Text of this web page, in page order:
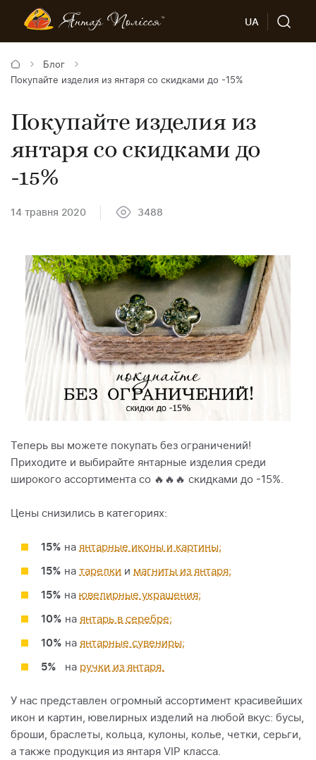
UA
Блог
Покупайте изделия из янтаря со скидками до -15%
Покупайте изделия из
янтаря со скидками до
-15%
14 травня 2020 3488
Теперь вы можете покупать без ограничений!
Приходите и выбирайте янтарные изделия среди
широкого ассортимента со 🔥🔥🔥 скидками до -15%.
Цены снизились в категориях:
15% на янтарные иконы и картины;
15% на тарелки и магниты из янтаря;
15% на ювелирные украшения;
10% на янтарь в серебре;
10% на янтарные сувениры;
5% на ручки из янтаря.
У нас представлен огромный ассортимент красивейших
икон и картин, ювелирных изделий на любой вкус: бусы,
броши, браслеты, кольца, кулоны, колье, четки, серьги,
а также продукция из янтаря VIP класса.